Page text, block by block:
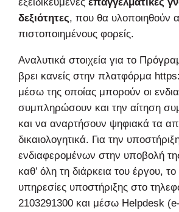
δεξιότητες, που θα υλοποιηθούν
πιστοποιημένους φορείς.
Αναλυτικά στοιχεία για το
βρει κανείς στην πλατφόρμα
μέσω της οποίας μπορούν οι
συμπληρώσουν και την αίτηση
και να αναρτήσουν ψηφιακά τα
δικαιολογητικά. Για την
ενδιαφερομένων στην υποβολή
καθ’ όλη τη διάρκεια του έργου,
υπηρεσίες υποστήριξης στο
2103291300 και μέσω Helpdesk